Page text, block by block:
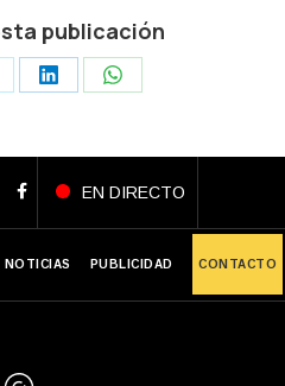
publicación
Share
LinkedIn
Share
WhatsApp
EN DIRECTO
NOTICIAS PUBLICIDAD CONTACTO